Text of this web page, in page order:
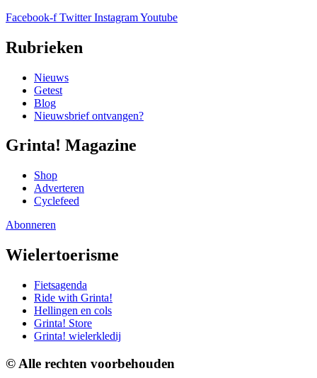
Facebook-f Twitter InstagramYoutube
Rubrieken
Nieuws
Getest
Blog
Nieuwsbrief ontvangen?
Grinta! Magazine
Shop
Adverteren
Cyclefeed
Abonneren
Wielertoerisme
Fietsagenda
Ride with Grinta!
Hellingen en cols
Grinta! Store
Grinta! wielerkledij
© Alle rechten voorbehouden